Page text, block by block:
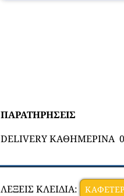
ΠΑΡΑΤΗΡΗΣΕΙΣ
DELIVERY ΚΑΘΗΜΕΡΙΝΑ
ΛΕΞΕΙΣ ΚΛΕΙΔΙΑ: